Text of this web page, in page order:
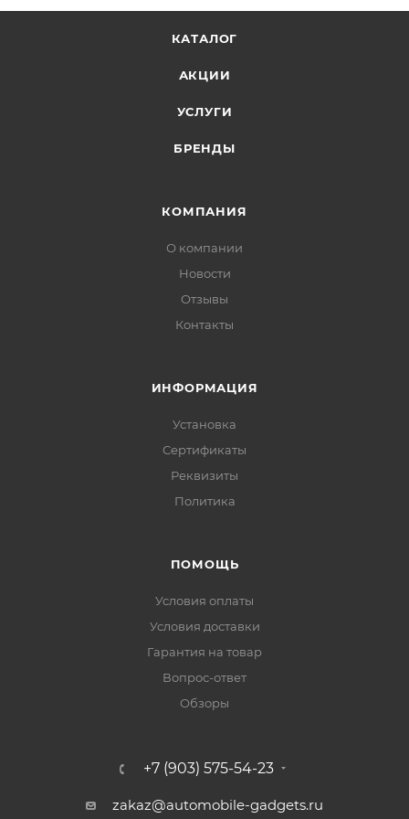
КАТАЛОГ
АКЦИИ
УСЛУГИ
БРЕНДЫ
КОМПАНИЯ
О компании
Новости
Отзывы
Контакты
ИНФОРМАЦИЯ
Установка
Сертификаты
Реквизиты
Политика
ПОМОЩЬ
Условия оплаты
Условия доставки
Гарантия на товар
Вопрос-ответ
Обзоры
+7 (903) 575-54-23
zakaz@automobile-gadgets.ru